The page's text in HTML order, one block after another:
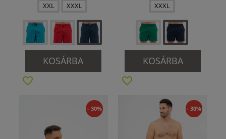
XXL
XXXL
KOSÁRBA
XXXL
KOSÁRBA
- 30% - 30%